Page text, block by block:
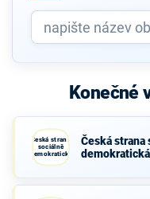
Konečné
Česká strana
sociálně
demokratická
Česká strana
demokratická